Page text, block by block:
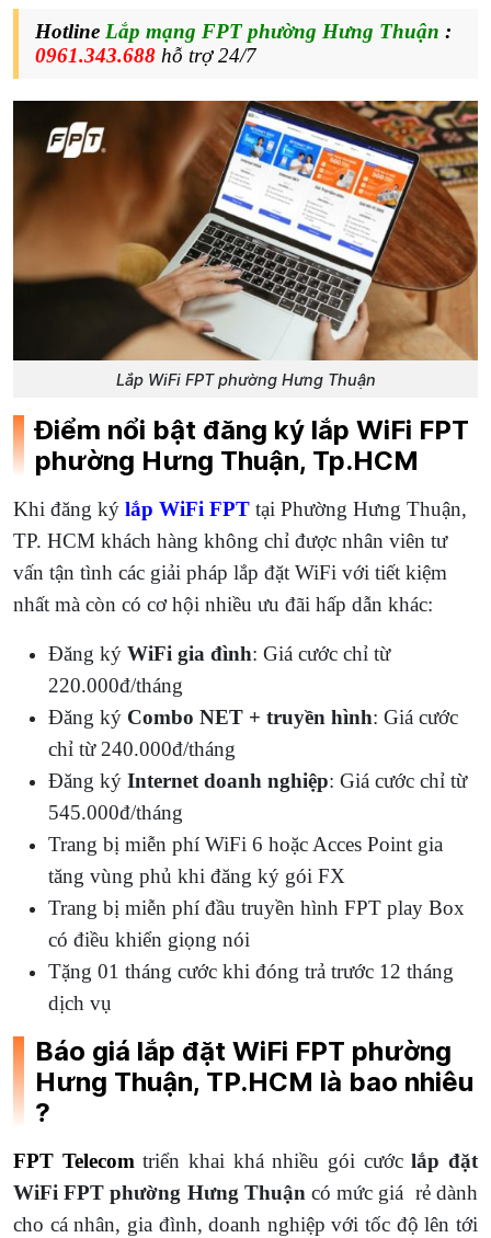
Hotline Lắp mạng FPT phường Hưng Thuận :
0961.343.688 hỗ trợ 24/7
Lắp WiFi FPT phường Hưng Thuận
Điểm nổi bật đăng ký lắp WiFi FPT
phường Hưng Thuận, Tp.HCM
Khi đăng ký lắp WiFi FPT tại Phường Hưng Thuận,
TP. HCM khách hàng không chỉ được nhân viên tư
vấn tận tình các giải pháp lắp đặt WiFi với tiết kiệm
nhất mà còn có cơ hội nhiều ưu đãi hấp dẫn khác:
Đăng ký WiFi gia đình: Giá cước chỉ từ
220.000đ/tháng
Đăng ký Combo NET + truyền hình: Giá cước
chỉ từ 240.000đ/tháng
Đăng ký Internet doanh nghiệp: Giá cước chỉ từ
545.000đ/tháng
Trang bị miễn phí WiFi 6 hoặc Acces Point gia
tăng vùng phủ khi đăng ký gói FX
Trang bị miễn phí đầu truyền hình FPT play Box
có điều khiển giọng nói
Tặng 01 tháng cước khi đóng trả trước 12 tháng
dịch vụ
Báo giá lắp đặt WiFi FPT phường
Hưng Thuận, TP.HCM là bao nhiêu
?
FPT Telecomtriển khai khá nhiều gói cướclắp đặt
WiFi FPT phường Hưng Thuậncó mức giá rẻ dành
cho cá nhân, gia đình, doanh nghiệp với tốc độ lên tới